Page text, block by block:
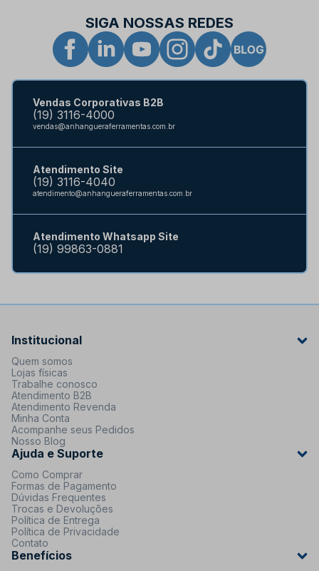
SIGA NOSSAS REDES
Vendas Corporativas B2B
(19) 3116-4000
vendas@anhangueraferramentas.com.br
Atendimento Site
(19) 3116-4040
atendimento@anhangueraferramentas.com.br
Atendimento Whatsapp Site
(19) 99863-0881
Institucional
Quem somos
Lojas físicas
Trabalhe conosco
Atendimento B2B
Atendimento Revenda
Minha Conta
Acompanhe seus Pedidos
Nosso Blog
Ajuda e Suporte
Como Comprar
Formas de Pagamento
Dúvidas Frequentes
Trocas e Devoluções
Política de Entrega
Política de Privacidade
Contato
Benefícios